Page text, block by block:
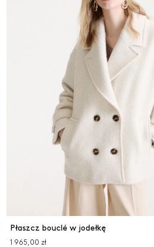
Płaszcz bouclé w jodełkę
1 965,00 zł